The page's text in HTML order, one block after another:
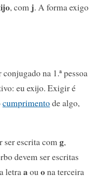
, com j. A forma exigo
na 1.ª pessoa
eu exijo. Exigir é
cumprimentode algo,
escrita com g,
devem ser escritas
letra aou ona terceira